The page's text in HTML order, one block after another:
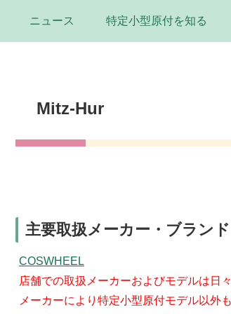
ニュース 特定小型原付を知る
Mitz-Hur
主要取扱メーカー・ブランド
COSWHEEL
店舗での取扱メーカーおよびモデルは日
メーカーにより特定小型原付モデル以外